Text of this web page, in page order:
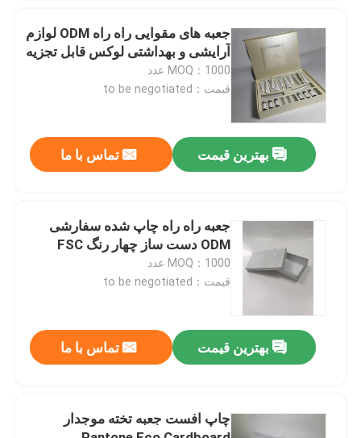
دربارهی ما
کارخانه تور
کنترل کیفیت
تماس با ما
درخواست نقل قول
جعبه بسته بندی چاپ شده
جعبه های بسته بندی سفارشی
جعبه های مقوایی راه راه ODM لوازم
آرایشی و بهداشتی لوکس قابل تجزیه
MOQ：1000 عدد
قیمت：to be negotiated
بهترین قیمت تماس با ما
جعبه راه راه چاپ شده سفارشی
ODM دست ساز چهار رنگ FSC
MOQ：1000 عدد
قیمت：to be negotiated
بهترین قیمت تماس با ما
چاپ افست جعبه تخته موجدار